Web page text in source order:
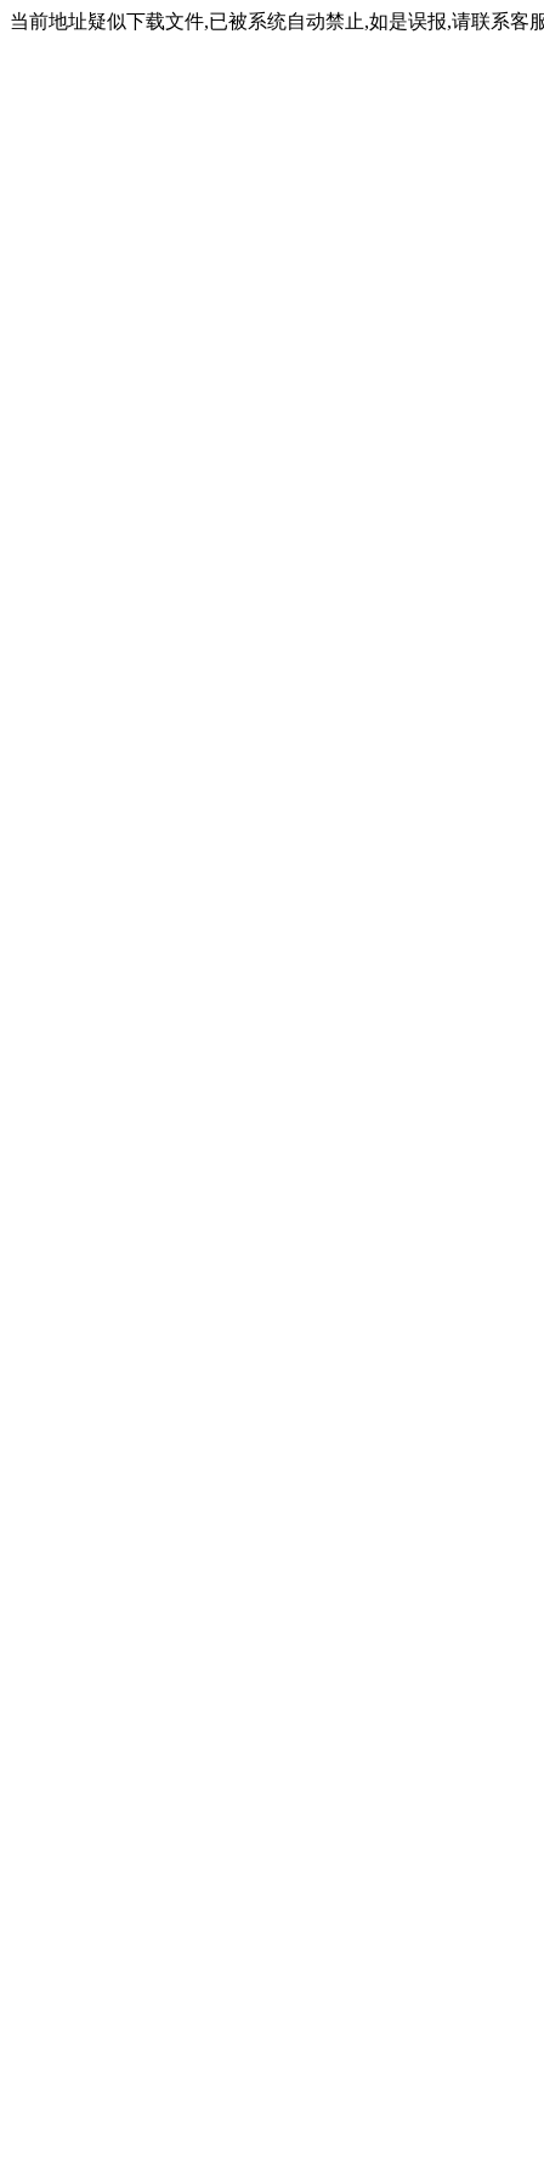
当前地址疑似下载文件,已被系统自动禁止,如是误报,请联系客